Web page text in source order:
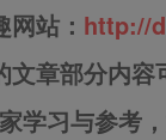
站： http://
文章部分内容
学习与参考